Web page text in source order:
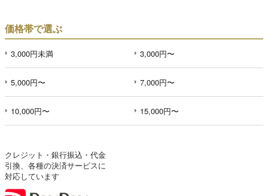
価格帯で選ぶ
3,000円未満 3,000円〜
5,000円〜 7,000円〜
10,000円〜 15,000円〜
クレジット・銀行振込・代金
引換、各種の決済サービスに
対応しています